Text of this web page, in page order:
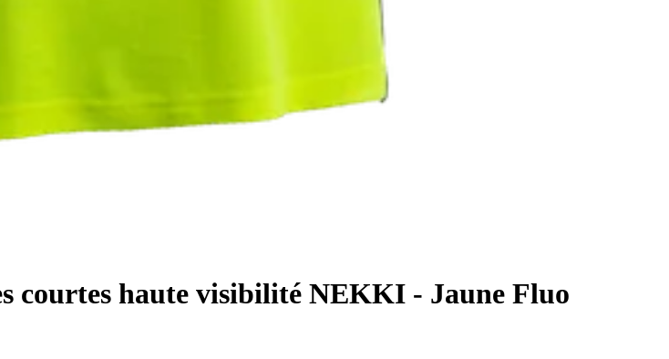
courtes haute visibilité NEKKI - Jaune Fluo